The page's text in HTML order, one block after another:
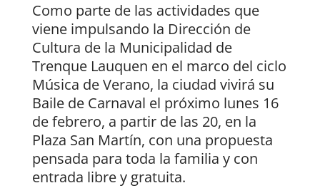
Como parte de las actividades que
viene impulsando la Dirección de
Cultura de la Municipalidad de
Trenque Lauquen en el marco del ciclo
Música de Verano, la ciudad vivirá su
Baile de Carnaval el próximo lunes 16
de febrero, a partir de las 20, en la
Plaza San Martín, con una propuesta
pensada para toda la familia y con
entrada libre y gratuita.